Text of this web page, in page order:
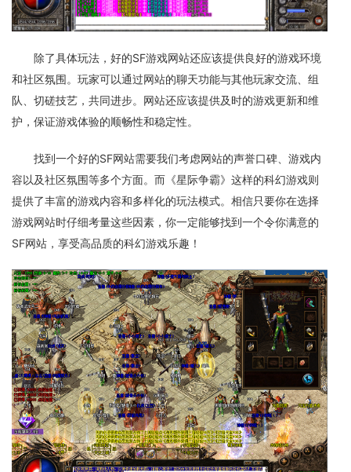
除了具体玩法，好的SF游戏网站还应该提供良好的游戏环境
和社区氛围。玩家可以通过网站的聊天功能与其他玩家交流、组
队、切磋技艺，共同进步。网站还应该提供及时的游戏更新和维
护，保证游戏体验的顺畅性和稳定性。
找到一个好的SF网站需要我们考虑网站的声誉口碑、游戏内
容以及社区氛围等多个方面。而《星际争霸》这样的科幻游戏则
提供了丰富的游戏内容和多样化的玩法模式。相信只要你在选择
游戏网站时仔细考量这些因素，你一定能够找到一个令你满意的
SF网站，享受高品质的科幻游戏乐趣！